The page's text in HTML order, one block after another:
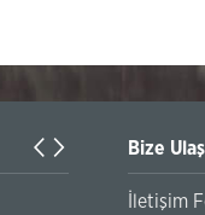
Naxçıvan
Bize
İletişim